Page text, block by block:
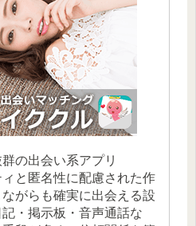
の出会い系アプリ
と匿名性に配慮された作
がらも確実に出会える設
・掲示板・音声通話な